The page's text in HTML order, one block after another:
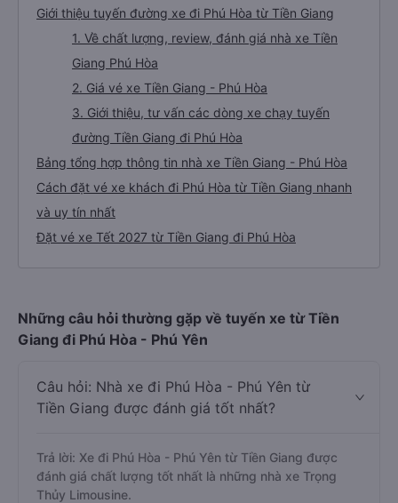
Giới thiệu tuyến đường xe đi Phú Hòa từ Tiền Giang
1. Về chất lượng, review, đánh giá nhà xe Tiền
Giang Phú Hòa
2. Giá vé xe Tiền Giang - Phú Hòa
3. Giới thiệu, tư vấn các dòng xe chạy tuyến
đường Tiền Giang đi Phú Hòa
Bảng tổng hợp thông tin nhà xe Tiền Giang - Phú Hòa
Cách đặt vé xe khách đi Phú Hòa từ Tiền Giang nhanh
và uy tín nhất
Đặt vé xe Tết 2027 từ Tiền Giang đi Phú Hòa
Những câu hỏi thường gặp về tuyến xe từ Tiền
Giang đi Phú Hòa - Phú Yên
Câu hỏi: Nhà xe đi Phú Hòa - Phú Yên từ
Tiền Giang được đánh giá tốt nhất?
Trả lời: Xe đi Phú Hòa - Phú Yên từ Tiền Giang được
đánh giá chất lượng tốt nhất là những nhà xe Trọng
Thủy Limousine.